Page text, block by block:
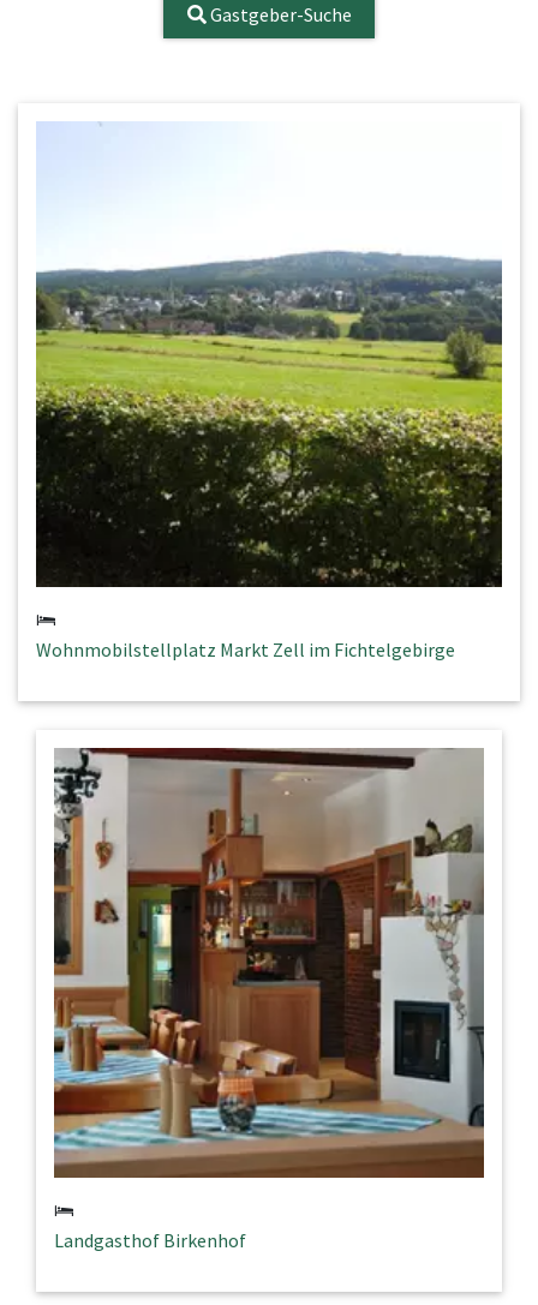
Gastgeber-Suche
Wohnmobilstellplatz Markt Zell im Fichtelgebirge
Landgasthof Birkenhof